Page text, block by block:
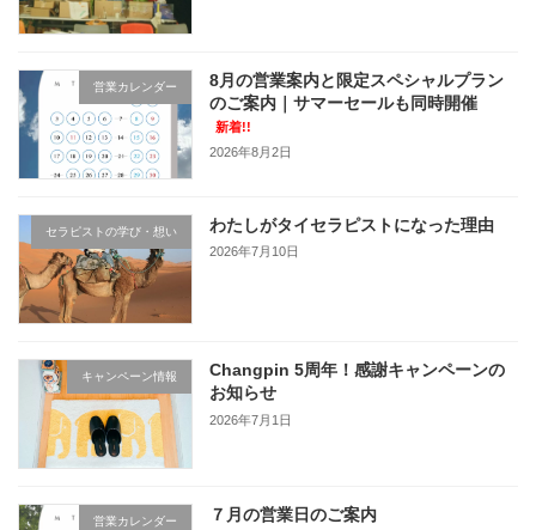
営業カレンダー
8月の営業案内と限定スペシャルプラン
のご案内｜サマーセールも同時開催
新着!!
2026年8月2日
セラピストの学び・想い わたしがタイセラピストになった理由
2026年7月10日
キャンペーン情報
Changpin 5周年！感謝キャンペーンの
お知らせ
2026年7月1日
営業カレンダー ７月の営業日のご案内